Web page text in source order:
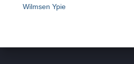
Wilmsen Ypie